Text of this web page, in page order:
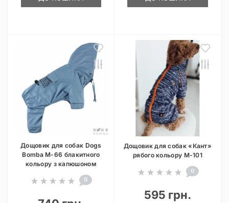
Дощовик для собак Dogs
Bomba M-66 блакитного
кольору з капюшоном
0
Дощовик для собак «Кант»
рябого кольору M-101
0
595 грн.